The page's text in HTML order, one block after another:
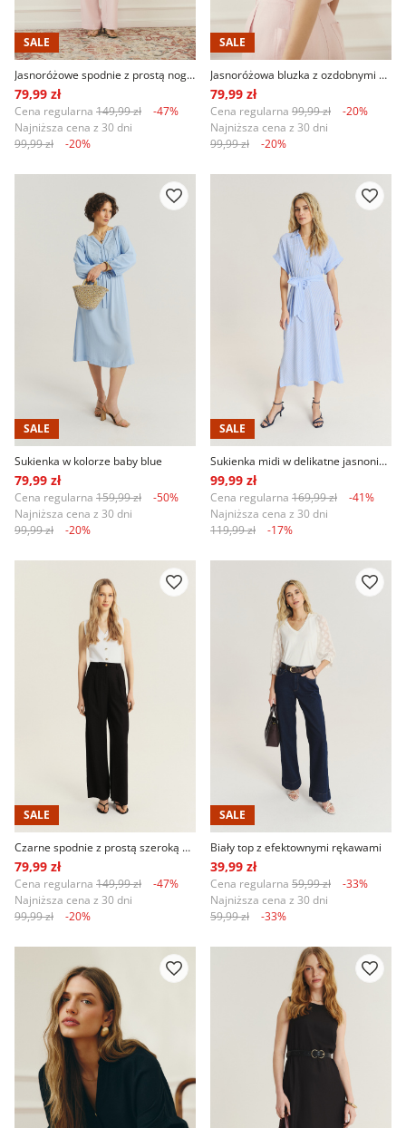
SALE
79,99 zł
Cena regularna 149,99 zł
-47%
Najniższa cena z 30 dni
99,99 zł
-20%
SALE
79,99 zł
Cena regularna 99,99 zł
-20%
Najniższa cena z 30 dni
99,99 zł
-20%
SALE
Sukienka w kolorze baby blue
79,99 zł
Cena regularna 159,99 zł
-50%
Najniższa cena z 30 dni
99,99 zł
-20%
SALE
99,99 zł
Cena regularna 169,99 zł
-41%
Najniższa cena z 30 dni
119,99 zł
-17%
SALE
79,99 zł
Cena regularna 149,99 zł
-47%
Najniższa cena z 30 dni
99,99 zł
-20%
SALE
Biały top z efektownymi rękawami
39,99 zł
Cena regularna 59,99 zł
-33%
Najniższa cena z 30 dni
59,99 zł
-33%